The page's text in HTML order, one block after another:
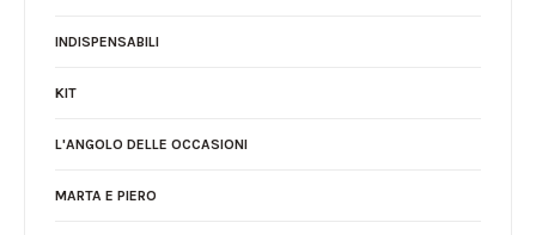
INDISPENSABILI
KIT
L'ANGOLO DELLE OCCASIONI
MARTA E PIERO